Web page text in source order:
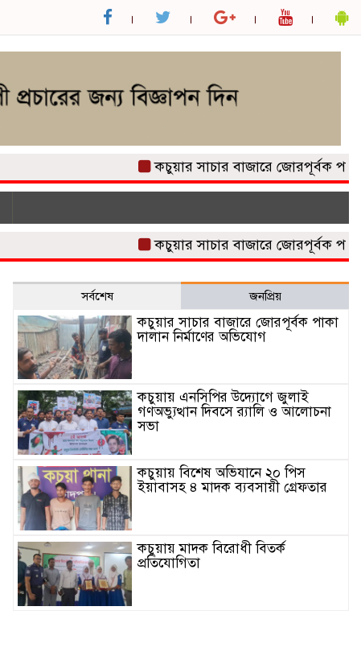
কচুয়ার সাচার বাজারে জোরপূর্বক পাকা
কচুয়ার সাচার বাজারে জোরপূর্বক পাকা
সর্বশেষ জনপ্রিয়
কচুয়ার সাচার বাজারে জোরপূর্বক পাকা
দালান নির্মাণের অভিযোগ
কচুয়ায় এনসিপির উদ্যোগে জুলাই
গণঅভ্যুত্থান দিবসে র‌্যালি ও আলোচনা
সভা
কচুয়ায় বিশেষ অভিযানে ২০ পিস
ইয়াবাসহ ৪ মাদক ব্যবসায়ী গ্রেফতার
কচুয়ায় মাদক বিরোধী বিতর্ক
প্রতিযোগিতা